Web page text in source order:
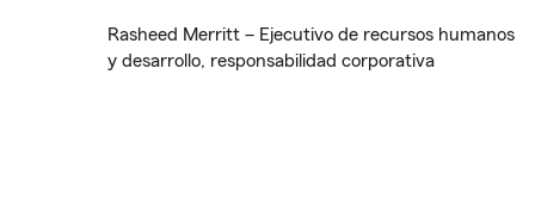
Rasheed Merritt – Ejecutivo de recursos humanos
y desarrollo, responsabilidad corporativa